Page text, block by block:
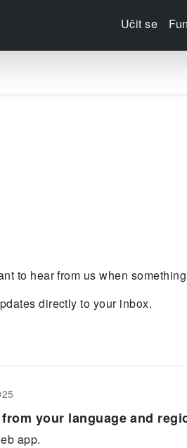
Učit se
to hear from us when
directly to your inbox.
your language and
app.